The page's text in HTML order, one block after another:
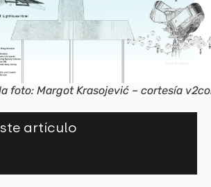
foto: Margot Krasojević – cortesía
artículo